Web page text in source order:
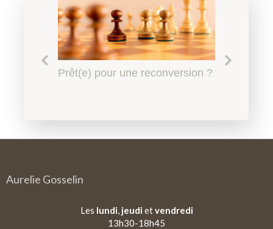
Le harcèlement scolaire à
Prêt(e) pour une reconversion ?
Quel accompagnement en
Qu'est-ce qu'un
Aurelie Gosselin
Les lundi jeudi etvendredi
13h30-18h45